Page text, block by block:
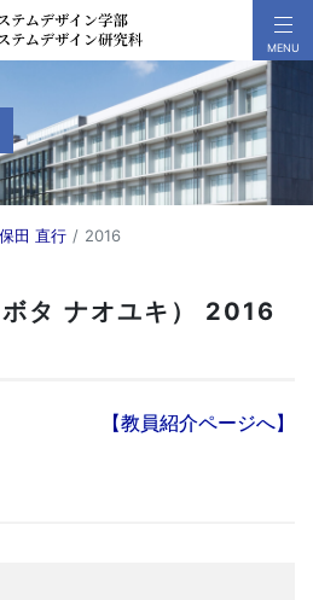
田 直行 2016
タ ナオユキ） 2016
【教員紹介ページへ】